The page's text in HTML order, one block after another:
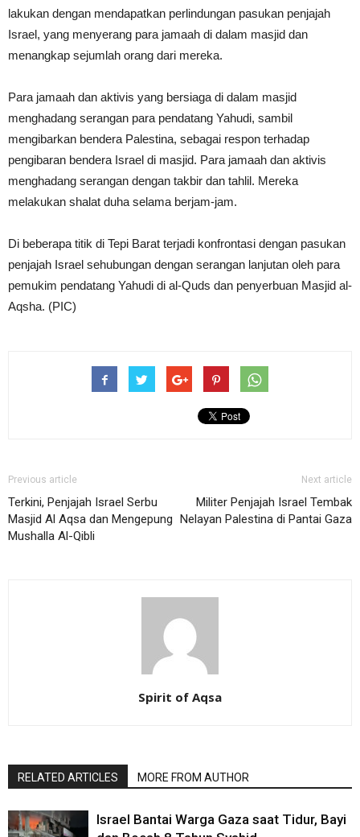
lakukan dengan mendapatkan perlindungan pasukan penjajah
Israel, yang menyerang para jamaah di dalam masjid dan
menangkap sejumlah orang dari mereka.
Para jamaah dan aktivis yang bersiaga di dalam masjid
menghadang serangan para pendatang Yahudi, sambil
mengibarkan bendera Palestina, sebagai respon terhadap
pengibaran bendera Israel di masjid. Para jamaah dan aktivis
menghadang serangan dengan takbir dan tahlil. Mereka
melakukan shalat duha selama berjam-jam.
Di beberapa titik di Tepi Barat terjadi konfrontasi dengan pasukan
penjajah Israel sehubungan dengan serangan lanjutan oleh para
pemukim pendatang Yahudi di al-Quds dan penyerbuan Masjid al-
Aqsha. (PIC)
Previous article
Terkini, Penjajah Israel Serbu
Masjid Al Aqsa dan Mengepung
Mushalla Al-Qibli
Next article
Militer Penjajah Israel Tembak
Nelayan Palestina di Pantai Gaza
Spirit of Aqsa
RELATED ARTICLES MORE FROM AUTHOR
Israel Bantai Warga Gaza saat Tidur, Bayi